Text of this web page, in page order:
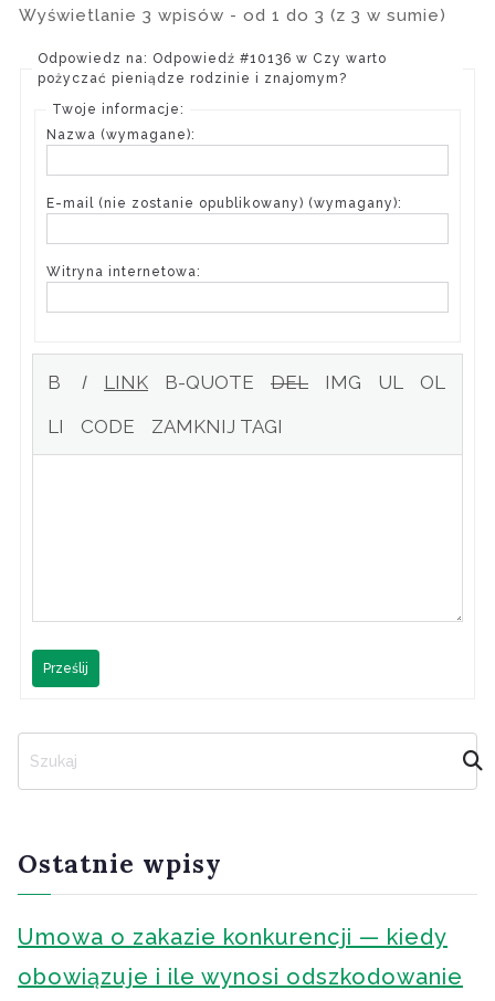
Wyświetlanie 3 wpisów - od 1 do 3 (z 3 w sumie)
Odpowiedz na: Odpowiedź #10136 w Czy warto
pożyczać pieniądze rodzinie i znajomym?
Twoje informacje:
Nazwa (wymagane):
E-mail (nie zostanie opublikowany) (wymagany):
Witryna internetowa:
Prześlij
a
Ostatnie wpisy
Umowa o zakazie konkurencji — kiedy
obowiązuje i ile wynosi odszkodowanie